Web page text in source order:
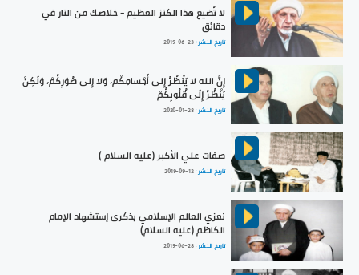
لا تُضيع هذا الكنز العظيم - خلاصك من النار في
دقائق
تاريخ النشر :2019-06-23
إِنَّ الله لا يَنْظُرُ إِلى أَجْسامِكْم، وَلا إِلى صُوَرِكُمْ، وَلَكِنْ
يَنْظُرُ إِلَى قُلُوبِكُمْ
تاريخ النشر :2020-01-28
صفات علي الأكبر (عليه السلام )
تاريخ النشر :2019-09-12
نعزي العالم الإسلامي بذكرى إستشهاد الإمام
الكاظم (عليه السلام)
تاريخ النشر :2019-06-28